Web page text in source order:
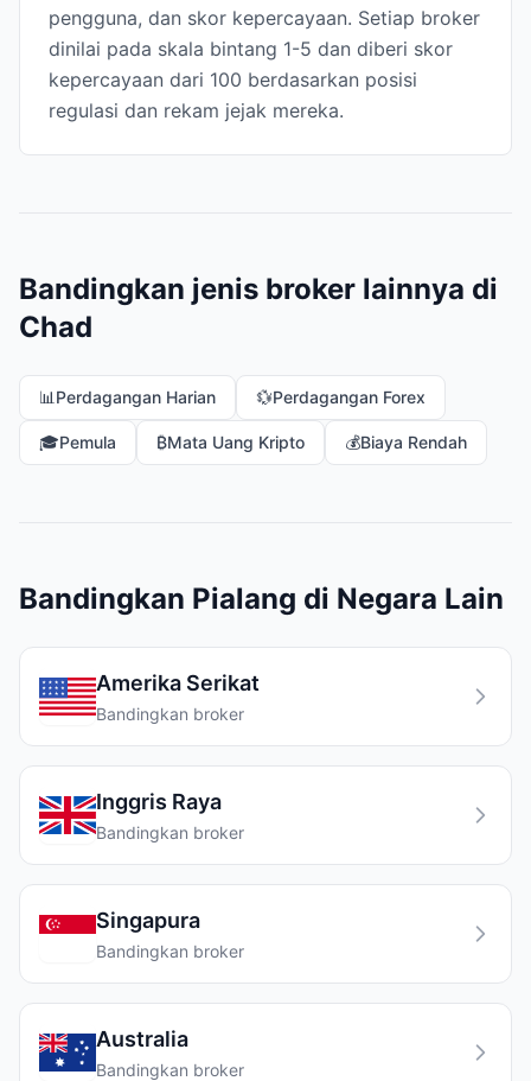
pengguna, dan skor kepercayaan. Setiap broker
dinilai pada skala bintang 1-5 dan diberi skor
kepercayaan dari 100 berdasarkan posisi
regulasi dan rekam jejak mereka.
Bandingkan jenis broker lainnya di
Chad
📊 Perdagangan Harian 💱Perdagangan Forex
🎓Pemula ₿Mata Uang Kripto 💰Biaya Rendah
Bandingkan Pialang di Negara Lain
Amerika Serikat
Bandingkan broker
Inggris Raya
Bandingkan broker
Singapura
Bandingkan broker
Australia
Bandingkan broker